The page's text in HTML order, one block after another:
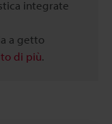
integrate
a getto
di più.